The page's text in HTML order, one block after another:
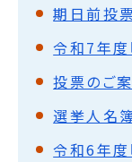
期日前投
令和7年
投票のご
選挙人名
令和6年